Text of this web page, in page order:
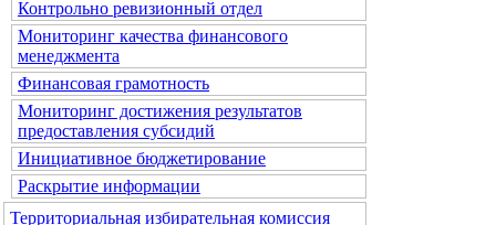
Контрольно ревизионный отдел
Мониторинг качества финансового
менеджмента
Финансовая грамотность
Мониторинг достижения результатов
предоставления субсидий
Инициативное бюджетирование
Раскрытие информации
Территориальная избирательная комиссия